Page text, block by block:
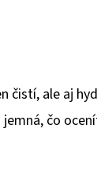
čistí, ale aj
čo